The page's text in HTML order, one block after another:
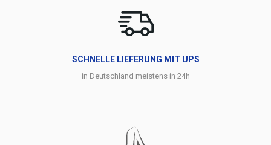
SCHNELLE LIEFERUNG MIT UPS
in Deutschland meistens in 24h